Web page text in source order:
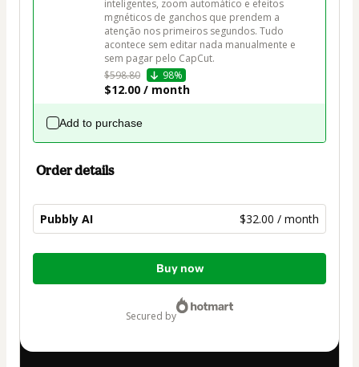
inteligentes, zoom automático e efeitos
mgnéticos de ganchos que prendem a
atenção nos primeiros segundos. Tudo
acontece sem editar nada manualmente e
sem pagar pelo CapCut.
$598.80
98%
$12.00 / month
Add to purchase
Order details
Pubbly AI $32.00 / month
Total
Buy now
secured by